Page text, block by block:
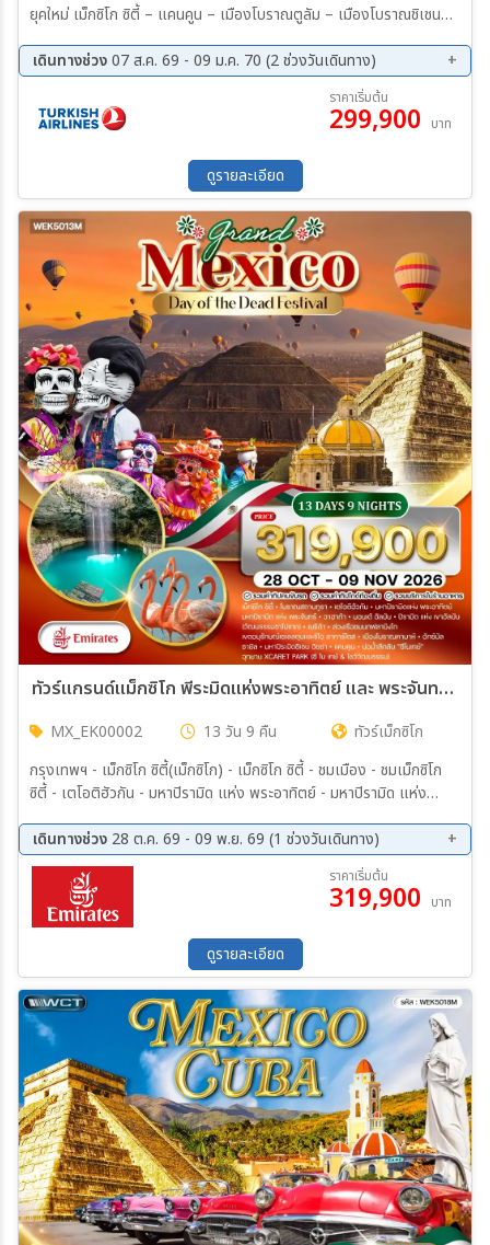
ยุคใหม่ เม็กซิโก ซิตี้ – แคนคูน – เมืองโบราณตูลัม – เมืองโบราณชิเชนอิท
โลกยุคใหม่) เมรีดา – อูซมาล – คาบาห์– เม็กซิโก ซิตี้ – เตโอติฮัวคัน –
ฮาวานา – ไวนาเลส – ซานตาคลารา เซียนฟวยโกส ตรินิแดด – กามากู
เอย์ – บายาโม – ซานเตียโก เดอ คิวบา – ไมอามี่
เดินทางช่วง07 ส.ค. 69 - 09 ม.ค. 70 (2 ช่วงวันเดินทาง)
25 ธ.ค. 69 - 09 ม.ค. 70
ราคาเริ่มต้น
299,900 บาท
ดูรายละเอียด
ทัวร์แกรนด์แม็กซิโก พีระมิดแห่งพระอาทิตย์ และ พระจันทร์ เทศกาล Day of the Dead 13 วัน (EK) 28 OCT - 09 NOV 26
MX_EK00002 13 วัน 9 คืน
ทัวร์เม็กซิโก
กรุงเทพฯ - เม็กซิโก ซิตี้(เม็กซิโก) - เม็กซิโก ซิตี้ - ชมเมือง - ชมเม็กซิโก
ซิตี้ - เตโอติฮัวกัน - มหาปิรามิด แห่ง พระอาทิตย์ - มหาปิรามิด แห่ง
- มอนเต้ อัลบัน - ปิรามิด แห่ง เขาอัลบัน - (วัฒนธรรมซาโปเทค) - เมริด้า
- ล่องเรือชมนกฟลามิงโก
เดินทางช่วง 28 ต.ค. 69 - 09 พ.ย. 69 (1 ช่วงวันเดินทาง)
28 ต.ค. 69 - 09 พ.ย. 69 ราคาเริ่มต้น
319,900 บาท
ดูรายละเอียด